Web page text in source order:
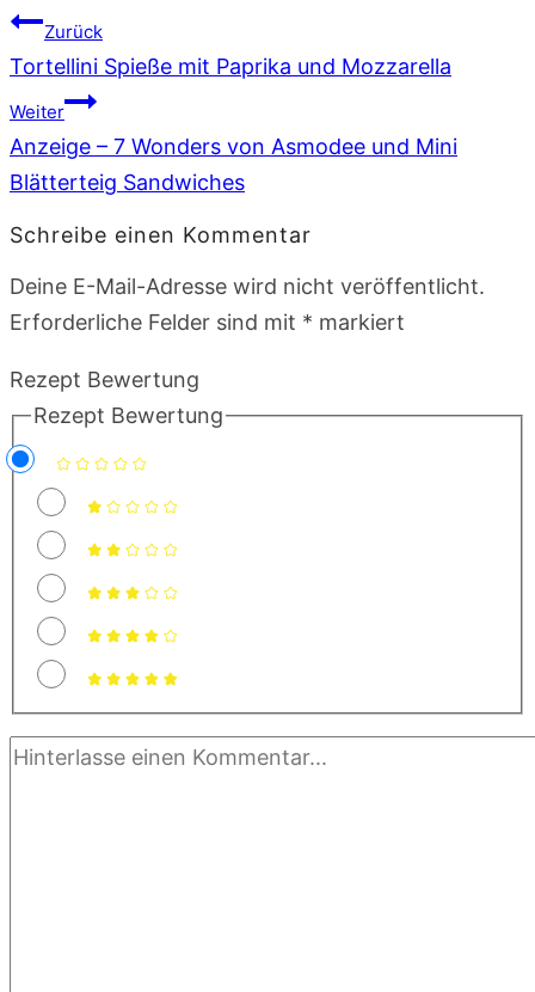
Beitragsnavigation
Zurück
Tortellini Spieße mit Paprika und Mozzarella
Weiter
Anzeige – 7 Wonders von Asmodee und Mini
Blätterteig Sandwiches
Schreibe einen Kommentar
Deine E-Mail-Adresse wird nicht veröffentlicht.
Erforderliche Felder sind mit * markiert
Rezept Bewertung
Rezept Bewertung